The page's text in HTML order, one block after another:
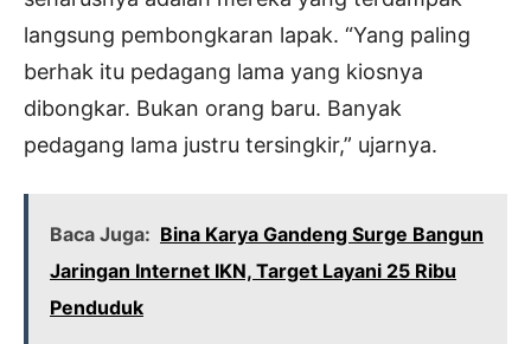
langsung pembongkaran lapak. “Yang paling
berhak itu pedagang lama yang kiosnya
dibongkar. Bukan orang baru. Banyak
pedagang lama justru tersingkir,” ujarnya.
Baca Juga: Bina Karya Gandeng Surge Bangun
Jaringan Internet IKN, Target Layani 25 Ribu
Penduduk